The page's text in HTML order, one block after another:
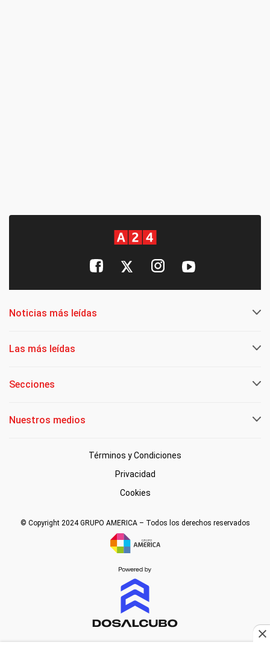
Noticias más leídas
Las más leídas
Secciones
Nuestros medios
Términos y Condiciones
Privacidad
Cookies
© Copyright 2024 GRUPO AMERICA – Todos los derechos reservados